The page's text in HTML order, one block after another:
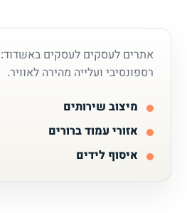
רספונסיבי ועלייה מהירה לאוויר.
מיצוב שירותים
אזורי עמוד ברורים
איסוף לידים